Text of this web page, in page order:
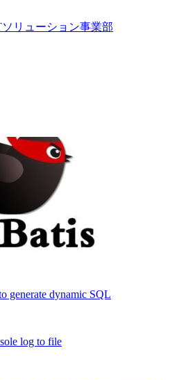
リューション事業部
generate dynamic SQL
log to file